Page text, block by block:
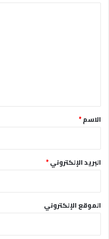
*الاسم*
البريد الإلكتروني*
الموقع الإلكتروني